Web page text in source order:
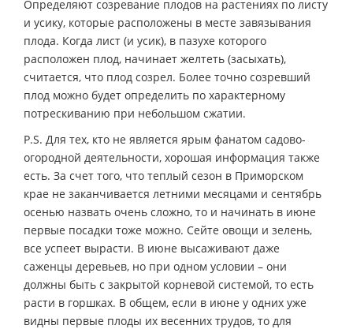
Определяют созревание плодов на растениях по листу
и усику, которые расположены в месте завязывания
плода. Когда лист (и усик), в пазухе которого
расположен плод, начинает желтеть (засыхать),
считается, что плод созрел. Более точно созревший
плод можно будет определить по характерному
потрескиванию при небольшом сжатии.
P.S. Для тех, кто не является ярым фанатом садово-
огородной деятельности, хорошая информация также
есть. За счет того, что теплый сезон в Приморском
крае не заканчивается летними месяцами и сентябрь
осенью назвать очень сложно, то и начинать в июне
первые посадки тоже можно. Сейте овощи и зелень,
все успеет вырасти. В июне высаживают даже
саженцы деревьев, но при одном условии – они
должны быть с закрытой корневой системой, то есть
расти в горшках. В общем, если в июне у одних уже
видны первые плоды их весенних трудов, то для